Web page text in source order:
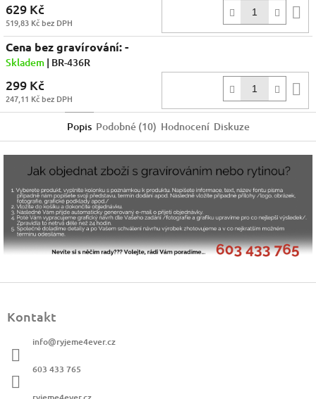
629 Kč
519,83 Kč bez DPH
Cena bez gravírování: -
Skladem | BR-436R
299 Kč
247,11 Kč bez DPH
Popis Podobné (10) Hodnocení Diskuze
Kontakt
info@ryjeme4ever.cz
603 433 765